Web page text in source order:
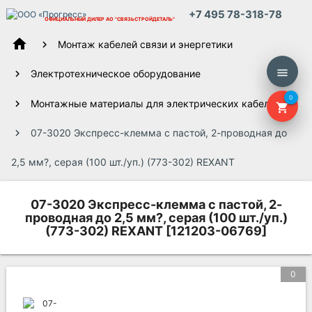
ОФИЦИАЛЬНЫЙ ДИЛЕР АО "СВЯЗЬСТРОЙДЕТАЛЬ" +7 495 78-318-78
menu
shopping_cart
0
home Монтаж кабелей связи и энергетики
Электротехническое оборудование
Монтажные материалы для электрических кабелей
07-3020 Экспресс-клемма с пастой, 2-проводная до
2,5 мм?, серая (100 шт./уп.) (773-302) REXANT
07-3020 Экспресс-клемма с пастой, 2-
проводная до 2,5 мм?, серая (100 шт./уп.)
(773-302) REXANT [121203-06769]
0